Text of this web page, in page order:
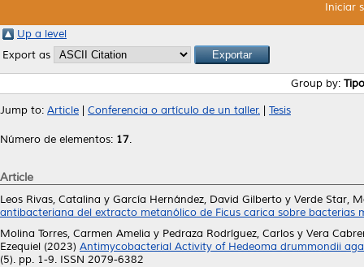
Iniciar
Up a level
Export as
Group by:
Jump to: Article Conferencia o artículo de un taller. Tesis
Número de elementos: 17.
Article
Leos Rivas, Catalina y García Hernández, David Gilberto y Verde Star,
antibacteriana del extracto metanólico de Ficus carica sobre bacterias
Molina Torres, Carmen Amelia y Pedraza Rodríguez, Carlos y Vera
Ezequiel (2023) Antimycobacterial Activity of Hedeoma drummondii
(5). pp. 1-9. ISSN 2079-6382